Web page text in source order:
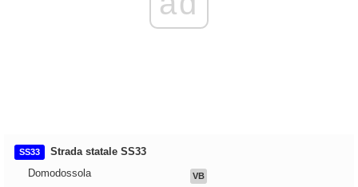
SS33
Strada statale SS33
Domodossola
VB